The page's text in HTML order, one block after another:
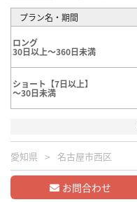
プラン名・期間
ロング
30日以上～360日未満
ショート【7日以上】
～30日未満
愛知県 名古屋市西区
お問合わせ